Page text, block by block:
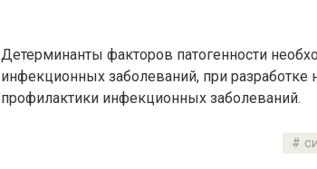
Детерминанты факторов патогенности
инфекционных заболеваний, при разработке
профилактики инфекционных заболеваний.